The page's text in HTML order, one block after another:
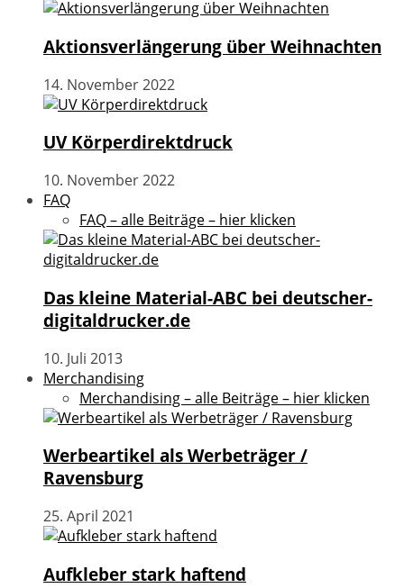
Aktionsverlängerung über Weihnachten
14. November 2022
UV Körperdirektdruck
10. November 2022
FAQ
FAQ – alle Beiträge – hier klicken
Das kleine Material-ABC bei deutscher-
digitaldrucker.de
10. Juli 2013
Merchandising
Merchandising – alle Beiträge – hier klicken
Werbeartikel als Werbeträger /
Ravensburg
25. April 2021
Aufkleber stark haftend